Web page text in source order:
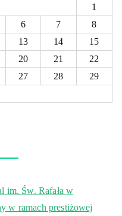
1
6 7
8
13 14
15
20 21
22
27 28
29
im. Św. Rafała w
w ramach prestiżowej